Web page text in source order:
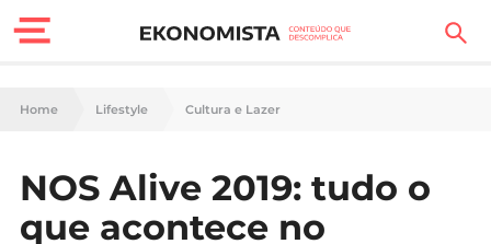
Finanças Pessoais
Carreira
Home Lifestyle Cultura e Lazer
NOS Alive 2019: tudo o
que acontece no